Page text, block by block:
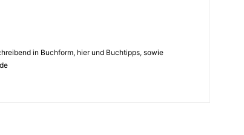
in Buchform, hier und Buchtipps, sowie